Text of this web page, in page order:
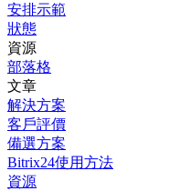
安排示範
狀態
資源
部落格
文章
解決方案
客戶評價
備選方案
Bitrix24使用方法
資源